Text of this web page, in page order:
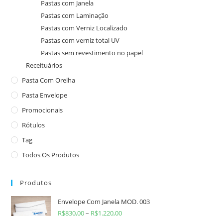
Pastas com Janela
Pastas com Laminação
Pastas com Verniz Localizado
Pastas com verniz total UV
Pastas sem revestimento no papel
Receituários
Pasta Com Orelha
Pasta Envelope
Promocionais
Rótulos
Tag
Todos Os Produtos
Produtos
Envelope Com Janela MOD. 003
R$830,00– R$1.220,00